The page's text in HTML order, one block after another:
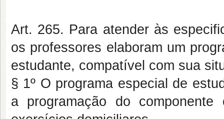
Art. 265. Para atender às
os professores elaboram um
estudante, compatível com sua
§ 1º O programa especial de
a programação do